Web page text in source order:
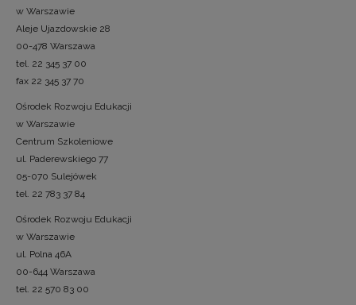
w Warszawie
Aleje Ujazdowskie 28
00-478 Warszawa
tel. 22 345 37 00
fax 22 345 37 70
Ośrodek Rozwoju Edukacji
w Warszawie
Centrum Szkoleniowe
ul. Paderewskiego 77
05-070 Sulejówek
tel. 22 783 37 84
Ośrodek Rozwoju Edukacji
w Warszawie
ul. Polna 46A
00-644 Warszawa
tel. 22 570 83 00